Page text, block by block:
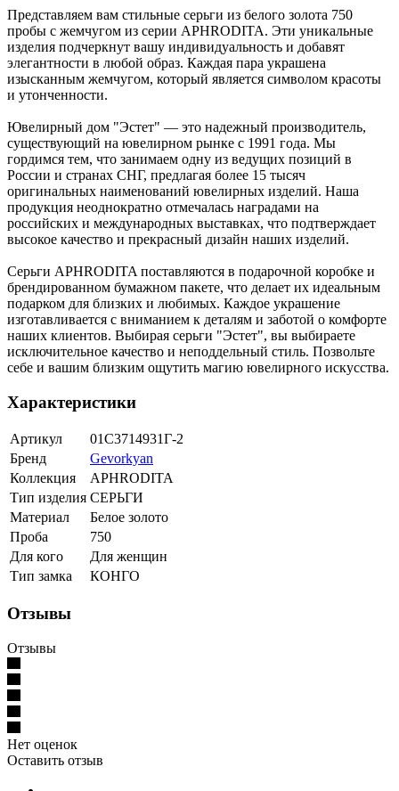
Представляем вам стильные серьги из белого золота 750
пробы с жемчугом из серии APHRODITA. Эти уникальные
изделия подчеркнут вашу индивидуальность и добавят
элегантности в любой образ. Каждая пара украшена
изысканным жемчугом, который является символом красоты
и утонченности.
Ювелирный дом "Эстет" — это надежный производитель,
существующий на ювелирном рынке с 1991 года. Мы
гордимся тем, что занимаем одну из ведущих позиций в
России и странах СНГ, предлагая более 15 тысяч
оригинальных наименований ювелирных изделий. Наша
продукция неоднократно отмечалась наградами на
российских и международных выставках, что подтверждает
высокое качество и прекрасный дизайн наших изделий.
Серьги APHRODITA поставляются в подарочной коробке и
брендированном бумажном пакете, что делает их идеальным
подарком для близких и любимых. Каждое украшение
изготавливается с вниманием к деталям и заботой о комфорте
наших клиентов. Выбирая серьги "Эстет", вы выбираете
исключительное качество и неподдельный стиль. Позвольте
себе и вашим близким ощутить магию ювелирного искусства.
Характеристики
Артикул
01С3714931Г-2
Бренд
Gevorkyan
Коллекция
APHRODITA
Тип изделия СЕРЬГИ
Материал
Белое золото
Проба
750
Для кого
Для женщин
Тип замка
КОНГО
Отзывы
Отзывы
Нет оценок
Оставить отзыв